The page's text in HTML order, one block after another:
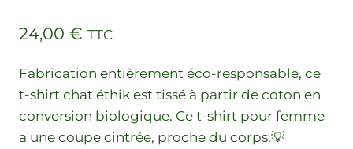
24,00 € TTC
Fabrication entièrement éco-responsable, ce
t-shirt chat éthik est tissé à partir de coton en
conversion biologique. Ce t-shirt pour femme
a une coupe cintrée, proche du corps.💡